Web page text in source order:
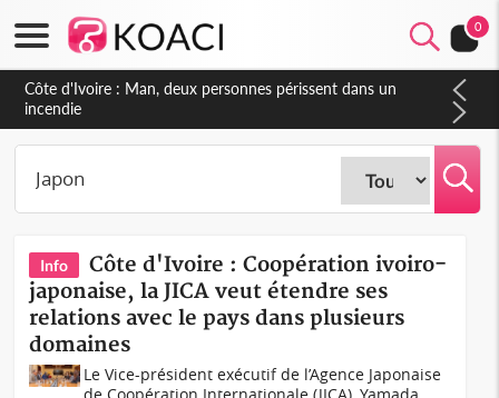
0
Côte d'Ivoire : Séileu, la célébration de la fête nationale
transformée en vaste campagne contre les produits
dépigmentants dangereux
Info
Côte d'Ivoire : Coopération ivoiro-
japonaise, la JICA veut étendre ses
relations avec le pays dans plusieurs
domaines
Le Vice-président exécutif de l’Agence Japonaise